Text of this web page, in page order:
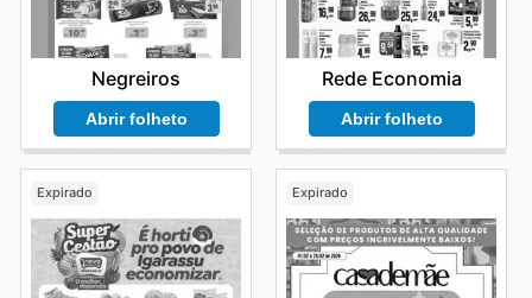
Negreiros
Abrir folheto
Rede Economia
Abrir folheto
Expirado Expirado